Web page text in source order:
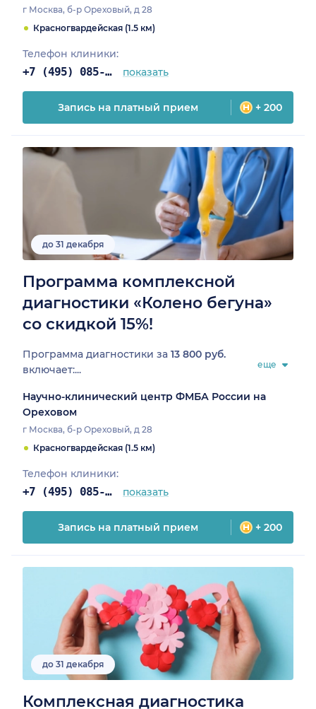
г Москва, б-р Ореховый, д 28
Красногвардейская (1.5 км)
Телефон клиники:
+7 (495) 085-25-03 показать
Запись на платный прием + 200
до 31 декабря
Программа комплексной
диагностики «Колено бегуна»
со скидкой 15%!
Программа диагностики за 13 800 руб.
включает:...
еще
Научно-клинический центр ФМБА России на
Ореховом
г Москва, б-р Ореховый, д 28
Красногвардейская (1.5 км)
Телефон клиники:
+7 (495) 085-25-03 показать
Запись на платный прием + 200
до 31 декабря
Комплексная диагностика